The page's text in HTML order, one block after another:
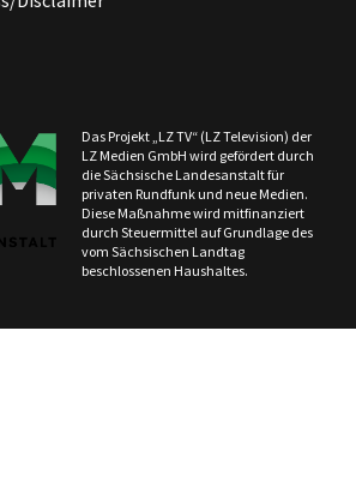
Das Projekt „LZ TV“ (LZ Television) der
LZ Medien GmbH wird gefördert durch
die Sächsische Landesanstalt für
privaten Rundfunk und neue Medien.
Diese Maßnahme wird mitfinanziert
durch Steuermittel auf Grundlage des
vom Sächsischen Landtag
beschlossenen Haushaltes.